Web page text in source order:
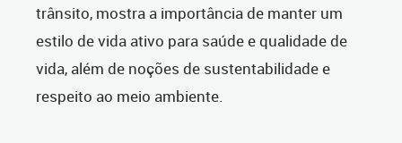
trânsito, mostra a importância de manter um
estilo de vida ativo para saúde e qualidade de
vida, além de noções de sustentabilidade e
respeito ao meio ambiente.